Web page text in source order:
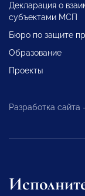
Декларация о
субъектами МСП
Бюро по защите
Образование
Проекты
Разработка сайта